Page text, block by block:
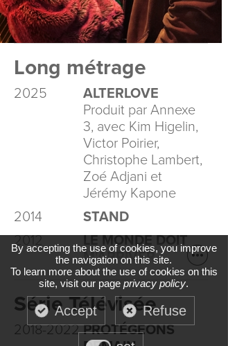
Long métrage
2025
ALTERLOVE
Produit par Annexe
3, avec Kim Higelin,
Victor Poirier,
Christophe Lambert,
Zoé Adjani et
Jérémy Kapone
2014
STAND
2012
LE MONDE DOIT
M'ARRIVER
Série Télévisée
2018-2022 PROTÉGEONS
By accepting the use of cookies, you improve
the navigation on this site.
To learn more about the use of cookies on this
site, visit our pageprivacy policy.
Accept Refuse